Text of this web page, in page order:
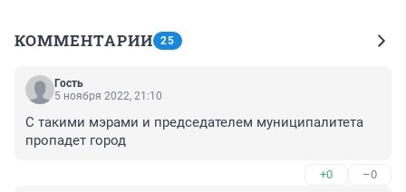
КОММЕНТАРИИ 25
Гость
5 ноября 2022, 21:10
С такими мэрами и председателем муниципалитета
пропадет город
+0 –0